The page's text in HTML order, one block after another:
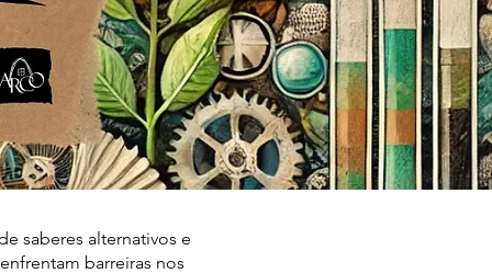
saberes alternativos e
barreiras nos